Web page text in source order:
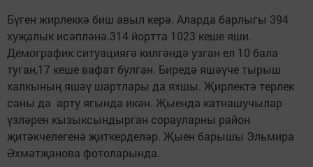
Бүген жирлеккә биш авыл керә. Аларда барлыгы 394
хуҗалык исәпләнә.314 йортта 1023 кеше яши.
Демографик ситуациягә килгәндә узган ел 10 бала
туган,17 кеше вафат булган. Биредә яшәүче тырыш
халкының яшәү шартлары да яхшы. Җирлектә терлек
саны да арту ягында икән. Җыенда катнашучылар
үзләрен кызыксындырган сорауларны район
җитәкчелегенә җиткерделәр. Җыен барышы Эльмира
Әхмәтҗанова фотоларында.